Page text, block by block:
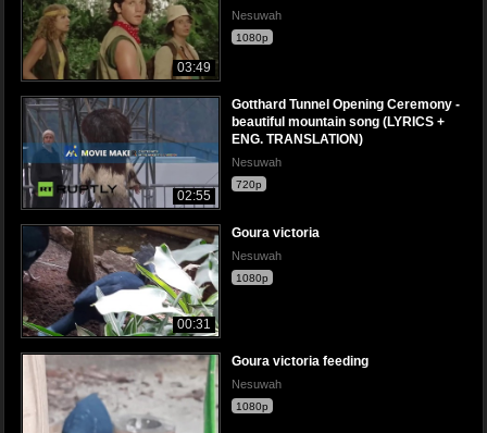
03:49
Nesuwah
1080p
02:55
Gotthard Tunnel Opening Ceremony -
beautiful mountain song (LYRICS +
ENG. TRANSLATION)
Nesuwah
720p
00:31
Goura victoria
Nesuwah
1080p
Goura victoria feeding
Nesuwah
1080p